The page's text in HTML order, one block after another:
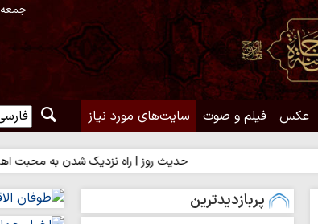
جمعه ۱۶ مرداد ۱۴۰۵
عکس فیلم و صوت سایت‌های مورد نیاز
حدیث روز | راه نزدیک شدن به محبت اهل‌بیت(ع)
پربازدیدترین